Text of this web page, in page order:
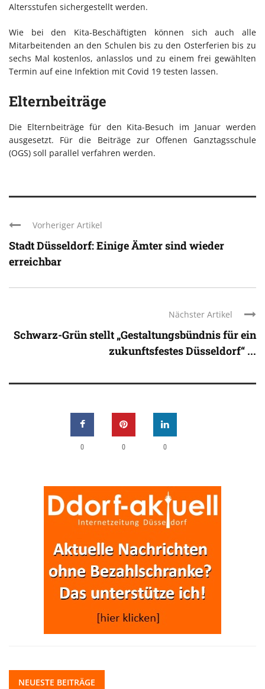
Altersstufen sichergestellt werden.
Wie bei den Kita-Beschäftigten können sich auch alle
Mitarbeitenden an den Schulen bis zu den Osterferien bis zu
sechs Mal kostenlos, anlasslos und zu einem frei gewählten
Termin auf eine Infektion mit Covid 19 testen lassen.
Elternbeiträge
Die Elternbeiträge für den Kita-Besuch im Januar werden
ausgesetzt. Für die Beiträge zur Offenen Ganztagsschule
(OGS) soll parallel verfahren werden.
Vorheriger Artikel
Stadt Düsseldorf: Einige Ämter sind wieder
erreichbar
Nächster Artikel
Schwarz-Grün stellt „Gestaltungsbündnis für ein
zukunftsfestes Düsseldorf“ ...
0 0 0
NEUESTE BEITRÄGE